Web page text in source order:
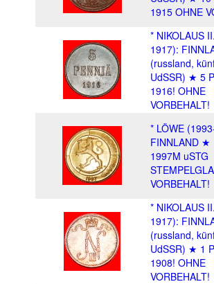
1915 OHNE
* NIKOLAUS
1917):
(russland,
UdSSR) ★ 5
1916! OHNE
VORBEHALT!
* LÖWE
FINNLAND ★
1997M uSTG
VORBEHALT!
* NIKOLAUS
1917):
(russland,
UdSSR) ★ 1
1908! OHNE
VORBEHALT!